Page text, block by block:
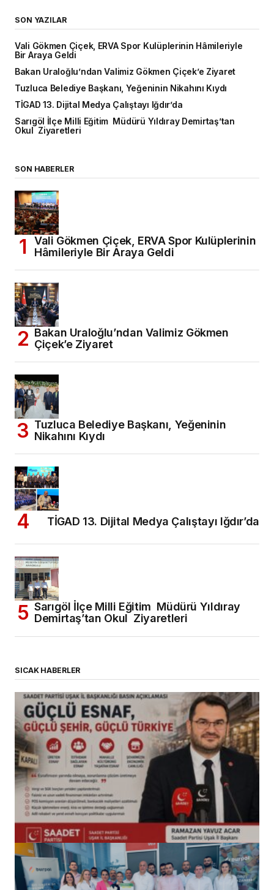
SON YAZILAR
Vali Gökmen Çiçek, ERVA Spor Kulüplerinin Hâmileriyle
Bir Araya Geldi
Bakan Uraloğlu’ndan Valimiz Gökmen Çiçek’e Ziyaret
Tuzluca Belediye Başkanı, Yeğeninin Nikahını Kıydı
TİGAD 13. Dijital Medya Çalıştayı Iğdır’da
Sarıgöl İlçe Milli Eğitim Müdürü Yıldıray Demirtaş’tan
Okul Ziyaretleri
SON HABERLER
Vali Gökmen Çiçek, ERVA Spor Kulüplerinin
Hâmileriyle Bir Araya Geldi
Bakan Uraloğlu’ndan Valimiz Gökmen
Çiçek’e Ziyaret
Tuzluca Belediye Başkanı, Yeğeninin
Nikahını Kıydı
TİGAD 13. Dijital Medya Çalıştayı Iğdır’da
Sarıgöl İlçe Milli Eğitim Müdürü Yıldıray
Demirtaş’tan Okul Ziyaretleri
SICAK HABERLER
(başlıksız)
Alaattin Karahan tarafından 14/07/2026